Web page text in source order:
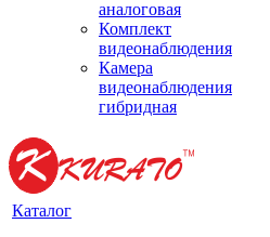
аналоговая
Комплект
видеонаблюдения
Камера
видеонаблюдения
гибридная
Каталог